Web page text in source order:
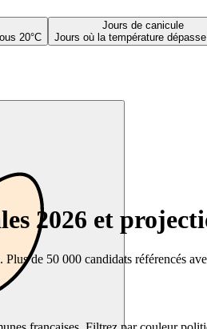
20°C
Jours de canicule
Jours où la température dépasse
2026 et
de 50 000 candidats référencés